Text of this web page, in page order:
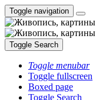
Toggle navigation
Toggle Search
Toggle menubar
Toggle fullscreen
Boxed page
Toggle Search